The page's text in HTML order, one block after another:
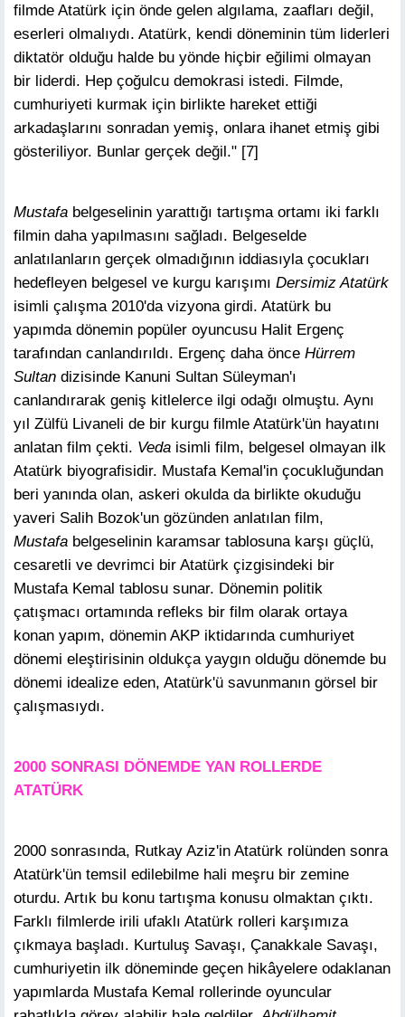
filmde Atatürk için önde gelen algılama, zaafları değil,
eserleri olmalıydı. Atatürk, kendi döneminin tüm liderleri
diktatör olduğu halde bu yönde hiçbir eğilimi olmayan
bir liderdi. Hep çoğulcu demokrasi istedi. Filmde,
cumhuriyeti kurmak için birlikte hareket ettiği
arkadaşlarını sonradan yemiş, onlara ihanet etmiş gibi
gösteriliyor. Bunlar gerçek değil." [7]
Mustafa belgeselinin yarattığı tartışma ortamı iki farklı
filmin daha yapılmasını sağladı. Belgeselde
anlatılanların gerçek olmadığının iddiasıyla çocukları
hedefleyen belgesel ve kurgu karışımı Dersimiz Atatürk
isimli çalışma 2010'da vizyona girdi. Atatürk bu
yapımda dönemin popüler oyuncusu Halit Ergenç
tarafından canlandırıldı. Ergenç daha önce Hürrem
Sultan dizisinde Kanuni Sultan Süleyman'ı
canlandırarak geniş kitlelerce ilgi odağı olmuştu. Aynı
yıl Zülfü Livaneli de bir kurgu filmle Atatürk'ün hayatını
anlatan film çekti. Veda isimli film, belgesel olmayan ilk
Atatürk biyografisidir. Mustafa Kemal'in çocukluğundan
beri yanında olan, askeri okulda da birlikte okuduğu
yaveri Salih Bozok'un gözünden anlatılan film,
Mustafa belgeselinin karamsar tablosuna karşı güçlü,
cesaretli ve devrimci bir Atatürk çizgisindeki bir
Mustafa Kemal tablosu sunar. Dönemin politik
çatışmacı ortamında refleks bir film olarak ortaya
konan yapım, dönemin AKP iktidarında cumhuriyet
dönemi eleştirisinin oldukça yaygın olduğu dönemde bu
dönemi idealize eden, Atatürk'ü savunmanın görsel bir
çalışmasıydı.
2000 SONRASI DÖNEMDE YAN ROLLERDE
ATATÜRK
2000 sonrasında, Rutkay Aziz'in Atatürk rolünden sonra
Atatürk'ün temsil edilebilme hali meşru bir zemine
oturdu. Artık bu konu tartışma konusu olmaktan çıktı.
Farklı filmlerde irili ufaklı Atatürk rolleri karşımıza
çıkmaya başladı. Kurtuluş Savaşı, Çanakkale Savaşı,
cumhuriyetin ilk döneminde geçen hikâyelere odaklanan
yapımlarda Mustafa Kemal rollerinde oyuncular